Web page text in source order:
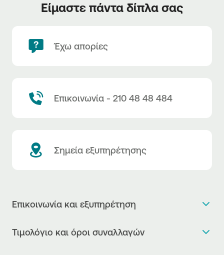
Είμαστε πάντα δίπλα σας
Έχω απορίες
Επικοινωνία - 210 48 48 484
Σημεία εξυπηρέτησης
Επικοινωνία και εξυπηρέτηση
Τιμολόγιο και όροι συναλλαγών